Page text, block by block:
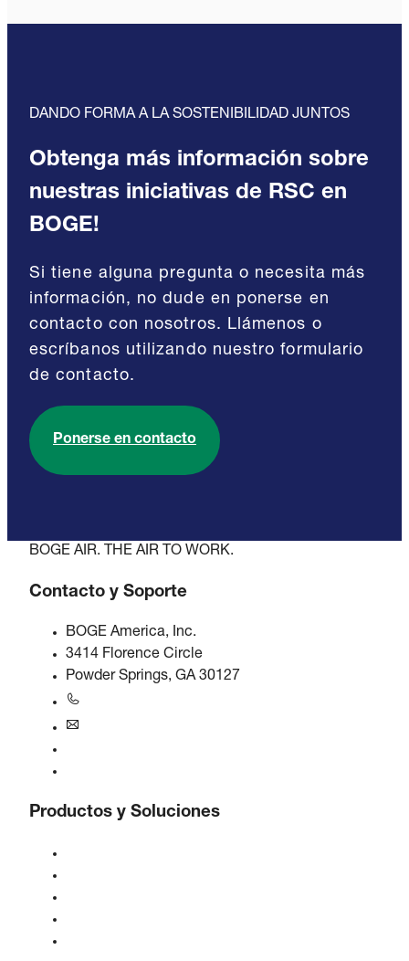
DANDO FORMA A LA SOSTENIBILIDAD JUNTOS
Obtenga más información sobre
nuestras iniciativas de RSC en
BOGE!
Si tiene alguna pregunta o necesita más
información, no dude en ponerse en
contacto con nosotros. Llámenos o
escríbanos utilizando nuestro formulario
de contacto.
Ponerse en contacto
BOGE AIR. THE AIR TO WORK.
Contacto y Soporte
BOGE America, Inc.
3414 Florence Circle
Powder Springs, GA 30127
Productos y Soluciones